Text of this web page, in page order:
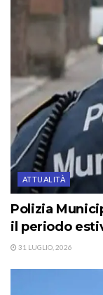
ATTUALITÀ
Polizia
il periodo
31 LUGLIO, 2026